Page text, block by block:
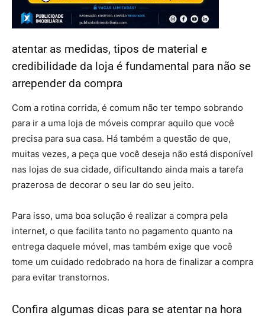
atentar as medidas, tipos de material e
credibilidade da loja é fundamental para não se
arrepender da compra
Com a rotina corrida, é comum não ter tempo sobrando
para ir a uma loja de móveis comprar aquilo que você
precisa para sua casa. Há também a questão de que,
muitas vezes, a peça que você deseja não está disponível
nas lojas de sua cidade, dificultando ainda mais a tarefa
prazerosa de decorar o seu lar do seu jeito.
Para isso, uma boa solução é realizar a compra pela
internet, o que facilita tanto no pagamento quanto na
entrega daquele móvel, mas também exige que você
tome um cuidado redobrado na hora de finalizar a compra
para evitar transtornos.
Confira algumas dicas para se atentar na hora